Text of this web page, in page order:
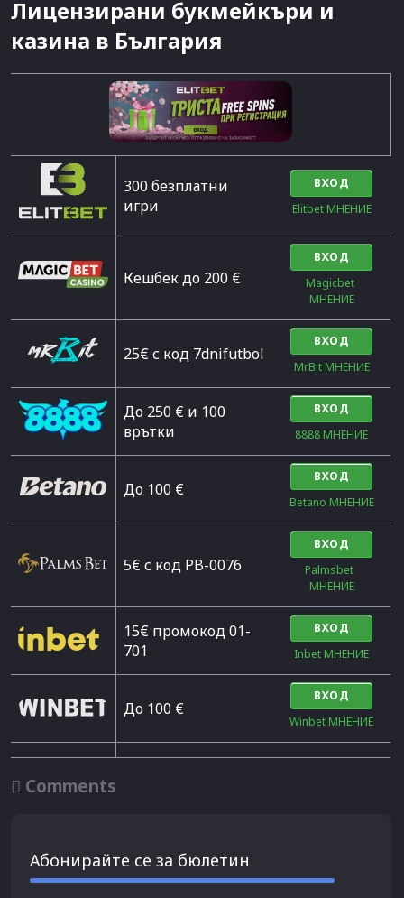
Лицензирани букмейкъри и
казина в България
300 безплатни
игри
ВХОД
Elitbet МНЕНИЕ
Кешбек до 200 €
ВХОД
Magicbet
МНЕНИЕ
25€ с код 7dnifutbol
ВХОД
MrBit МНЕНИЕ
До 250 € и 100
врътки
ВХОД
8888 МНЕНИЕ
Дo 100 €
ВХОД
Betano МНЕНИЕ
5€ с код PB-0076
ВХОД
Palmsbet
МНЕНИЕ
15€ промокод 01-
701
ВХОД
Inbet МНЕНИЕ
До 100 €
ВХОД
Winbet МНЕНИЕ
 Comments
Абонирайте се за бюлетин